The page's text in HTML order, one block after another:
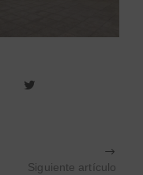
Siguiente artículo